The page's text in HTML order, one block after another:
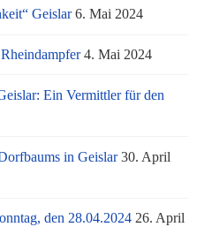
Geislar 6. Mai 2024
4. Mai 2024
Ein Vermittler für den
in Geislar 30. April
den 28.04.2024 26. April